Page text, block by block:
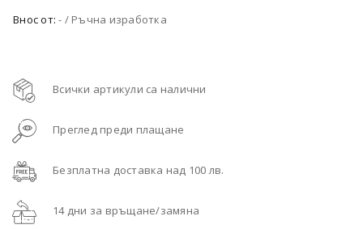
Внос от: - / Ръчна изработка
Всички артикули са налични
Преглед преди плащане
Безплатна доставка над 100 лв.
14 дни за връщане/замяна